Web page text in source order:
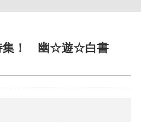
集！ 幽☆遊☆白書